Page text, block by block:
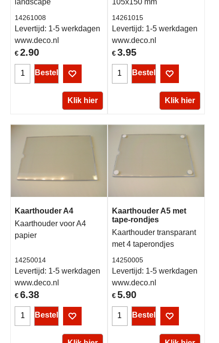
landscape
€2.90
14261008
Levertijd: 1-5 werkdagen
www.deco.nl
Bestel
Klik hier
105x150 mm
€3.95
14261015
Levertijd: 1-5 werkdagen
www.deco.nl
Bestel
Klik hier
Kaarthouder A4
Kaarthouder voor A4
papier
€6.38
14250014
Levertijd: 1-5 werkdagen
www.deco.nl
Bestel
Kaarthouder A5 met
tape-rondjes
Kaarthouder transparant
met 4 taperondjes
€5.90
14250005
Levertijd: 1-5 werkdagen
www.deco.nl
Bestel